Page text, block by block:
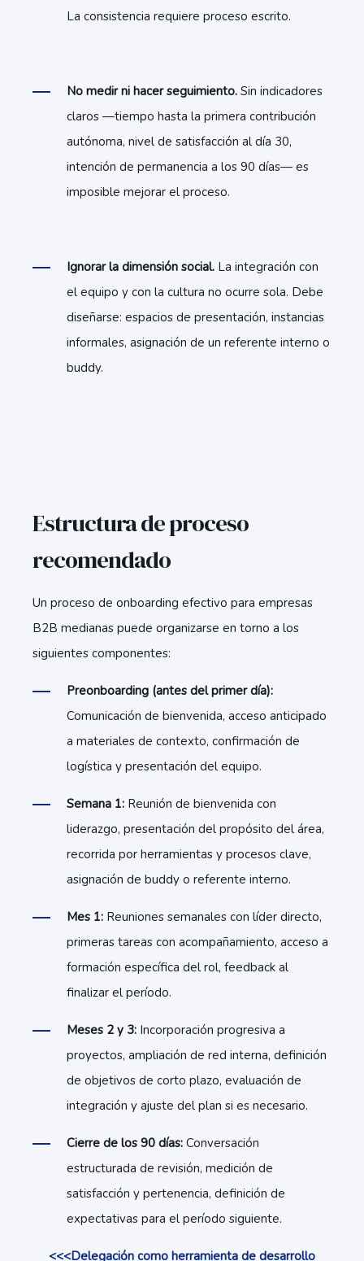
La consistencia requiere proceso escrito.
No medir ni hacer seguimiento. Sin indicadores
claros —tiempo hasta la primera contribución
autónoma, nivel de satisfacción al día 30,
intención de permanencia a los 90 días— es
imposible mejorar el proceso.
Ignorar la dimensión social. La integración con
el equipo y con la cultura no ocurre sola. Debe
diseñarse: espacios de presentación, instancias
informales, asignación de un referente interno o
buddy.
Estructura de proceso
recomendado
Un proceso de onboarding efectivo para empresas
B2B medianas puede organizarse en torno a los
siguientes componentes:
Preonboarding (antes del primer día):
Comunicación de bienvenida, acceso anticipado
a materiales de contexto, confirmación de
logística y presentación del equipo.
Semana 1: Reunión de bienvenida con
liderazgo, presentación del propósito del área,
recorrida por herramientas y procesos clave,
asignación de buddy o referente interno.
Mes 1: Reuniones semanales con líder directo,
primeras tareas con acompañamiento, acceso a
formación específica del rol, feedback al
finalizar el período.
Meses 2 y 3: Incorporación progresiva a
proyectos, ampliación de red interna, definición
de objetivos de corto plazo, evaluación de
integración y ajuste del plan si es necesario.
Cierre de los 90 días: Conversación
estructurada de revisión, medición de
satisfacción y pertenencia, definición de
expectativas para el período siguiente.
<<<Delegación como herramienta de desarrollo